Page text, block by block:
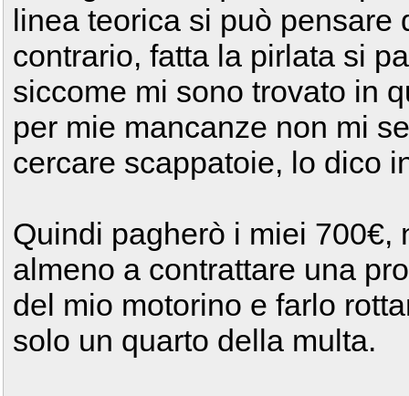
linea teorica si può
contrario, fatta la pirlata si
siccome mi sono trovato in
per mie mancanze non mi
cercare scappatoie, lo dico
Quindi pagherò i miei 700€,
almeno a contrattare una
del mio motorino e farlo
solo un quarto della multa.